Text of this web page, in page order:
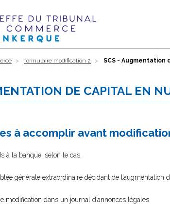
formulaire modification 2 SCS - Augmentation
DE CAPITAL EN
à accomplir avant
à la banque, selon le cas.
générale extraordinaire décidant de l’augmentation
modification dans un journal d’annonces légales.